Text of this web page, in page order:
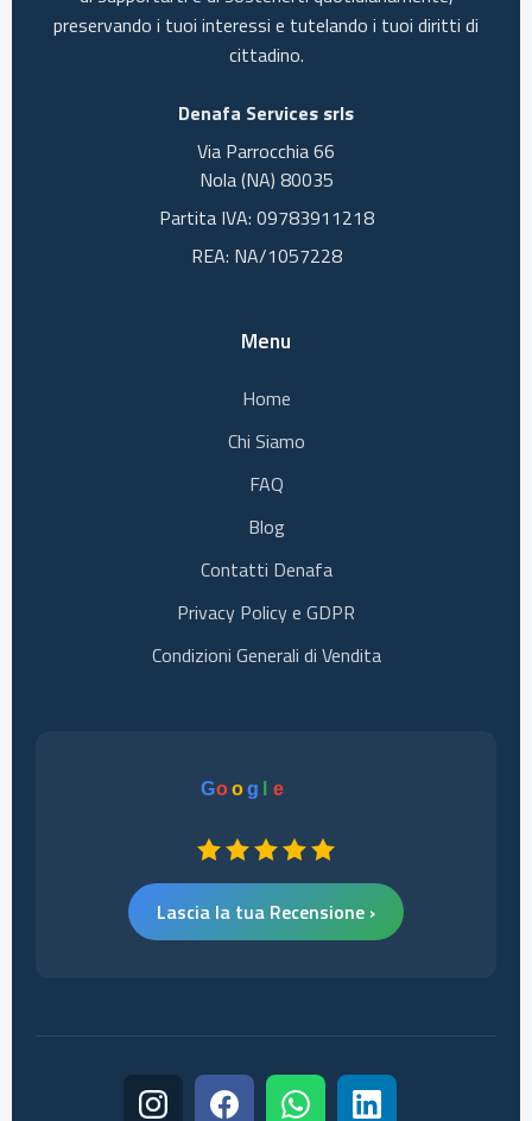
preservando i tuoi interessi e tutelando i tuoi diritti di
cittadino.
Denafa Services srls
Via Parrocchia 66
Nola (NA) 80035
Partita IVA: 09783911218
REA: NA/1057228
Menu
Home
Chi Siamo
FAQ
Blog
Contatti Denafa
Privacy Policy e GDPR
Condizioni Generali di Vendita
Goog e
Lascia la tua Recensione ›